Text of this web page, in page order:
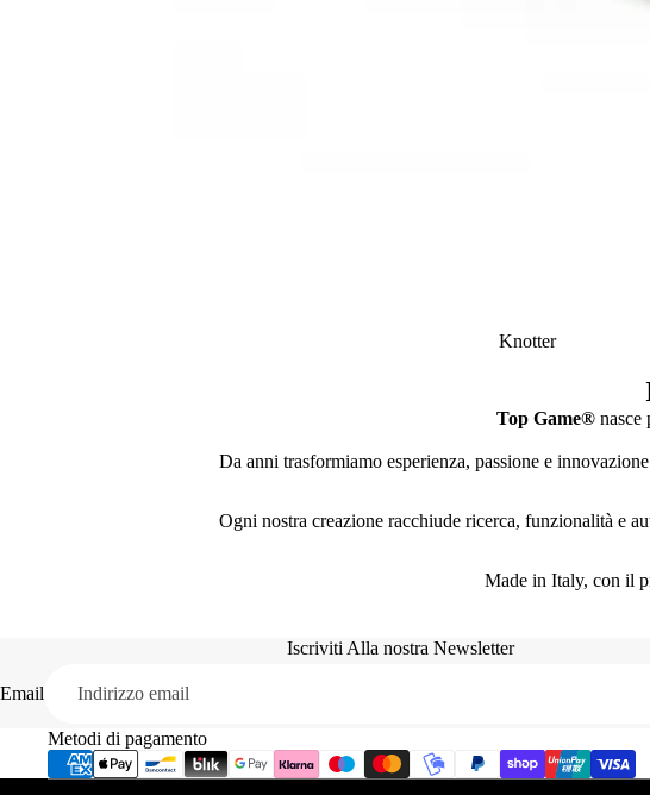
Knotter
Top Game® nasce
Da anni trasformiamo esperienza, passione e
Ogni nostra creazione racchiude ricerca, funzionalità e
Made in Italy, con il
Iscriviti Alla nostra Newsletter
Email
Metodi di pagamento